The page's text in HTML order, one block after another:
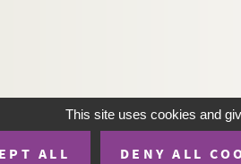
This site uses cookies and
ALL DENY ALL